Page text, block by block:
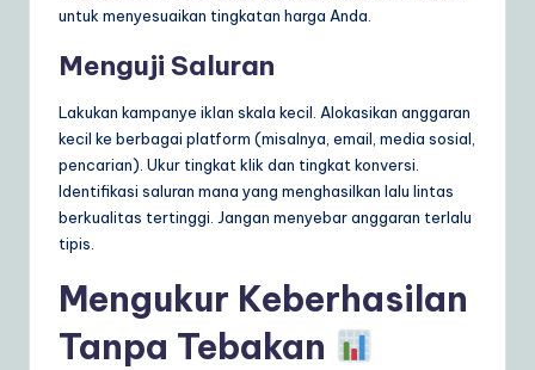
untuk menyesuaikan tingkatan harga Anda.
Menguji Saluran
Lakukan kampanye iklan skala kecil. Alokasikan anggaran
kecil ke berbagai platform (misalnya, email, media sosial,
pencarian). Ukur tingkat klik dan tingkat konversi.
Identifikasi saluran mana yang menghasilkan lalu lintas
berkualitas tertinggi. Jangan menyebar anggaran terlalu
tipis.
Mengukur Keberhasilan
Tanpa Tebakan